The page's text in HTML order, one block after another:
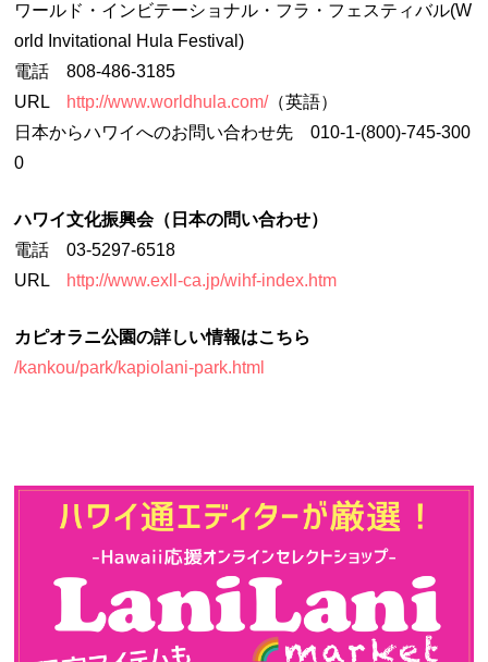
ワールド・インビテーショナル・フラ・フェスティバル(W
orld Invitational Hula Festival)
電話 808-486-3185
URL http://www.worldhula.com/ （英語）
日本からハワイへのお問い合わせ先 010-1-(800)-745-300
0
ハワイ文化振興会（日本の問い合わせ）
電話 03-5297-6518
URL http://www.exll-ca.jp/wihf-index.htm
カピオラニ公園の詳しい情報はこちら
/kankou/park/kapiolani-park.html